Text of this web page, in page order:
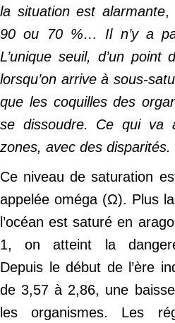
la situation est alarmante,
90 ou 70 %… Il n’y a
L’unique seuil, d’un point
lorsqu’on arrive à sous-
que les coquilles des
se dissoudre. Ce qui va
zones, avec des disparités.
Ce niveau de saturation
appelée oméga (Ω). Plus
l’océan est saturé en
1, on atteint la
Depuis le début de l’ère
de 3,57 à 2,86, une
les organismes. Les